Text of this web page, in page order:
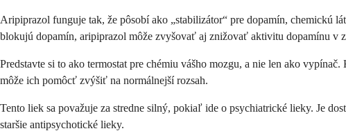
Aripiprazol funguje tak, že pôsobí ako „stabilizátor“ pre dopamín, chemickú
blokujú dopamín, aripiprazol môže zvyšovať aj znižovať aktivitu dopamínu v
Predstavte si to ako termostat pre chémiu vášho mozgu, a nie len ako
môže ich pomôcť zvýšiť na normálnejší rozsah.
Tento liek sa považuje za stredne silný, pokiaľ ide o psychiatrické lieky. Je
staršie antipsychotické lieky.